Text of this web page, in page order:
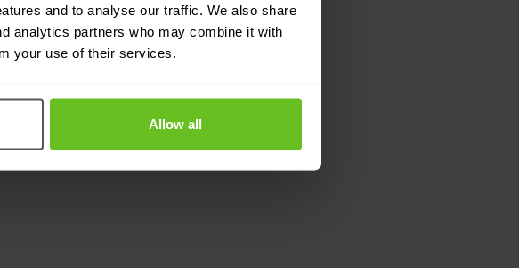
and to analyse our traffic. We also share
analytics partners who may combine it with
your use of their services.
Allow all